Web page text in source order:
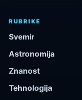
RUBRIKE
Svemir
Astronomija
Znanost
Tehnologija